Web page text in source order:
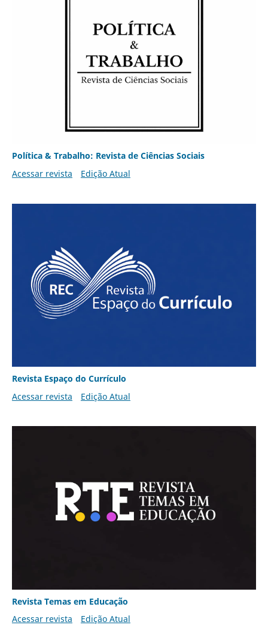
Política & Trabalho: Revista de Ciências Sociais
Acessar revista
Edição Atual
Revista Espaço do Currículo
Acessar revista
Edição Atual
Revista Temas em Educação
Acessar revista
Edição Atual